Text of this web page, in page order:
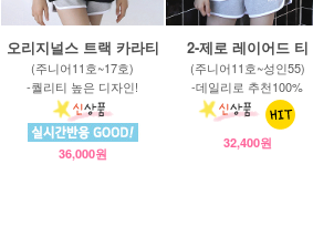
오리지널스 트랙 카라티
(주니어11호~17호)
-퀄리티 높은 디자인!
36,000원
2-제로 레이어드 티
(주니어11호~성인55)
-데일리로 추천100%
32,400원